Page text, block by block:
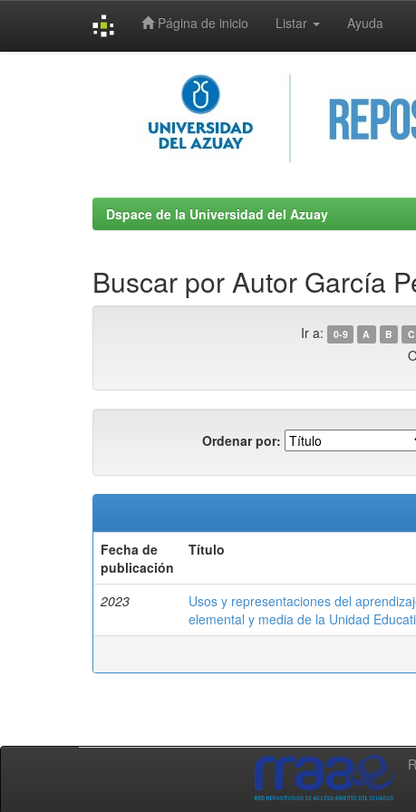
Página de inicio Listar Ayuda
Dspace de la Universidad del Azuay
Buscar por Autor García
Ir a: 0-9 A B C
Ordenar por:
Fecha de
publicación
Título
2023
Usos y representaciones del
elemental y media de la Unidad